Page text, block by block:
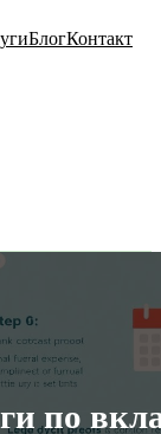
БлогКонтакт
по